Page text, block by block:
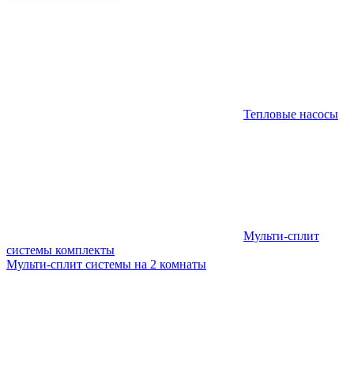
Тепловые насосы
Мульти-сплит
системы комплекты
Мульти-сплит системы на 2 комнаты